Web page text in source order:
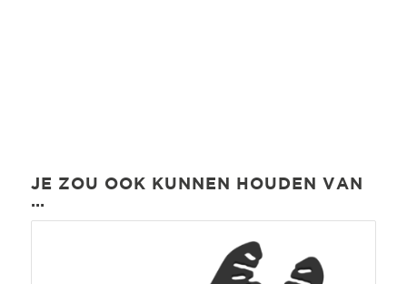
JE ZOU OOK KUNNEN HOUDEN VAN
…